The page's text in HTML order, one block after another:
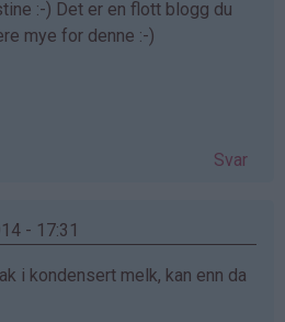
:-) Det er en flott blogg du
mye for denne :-)
Svar
- 17:31
i kondensert melk, kan enn da